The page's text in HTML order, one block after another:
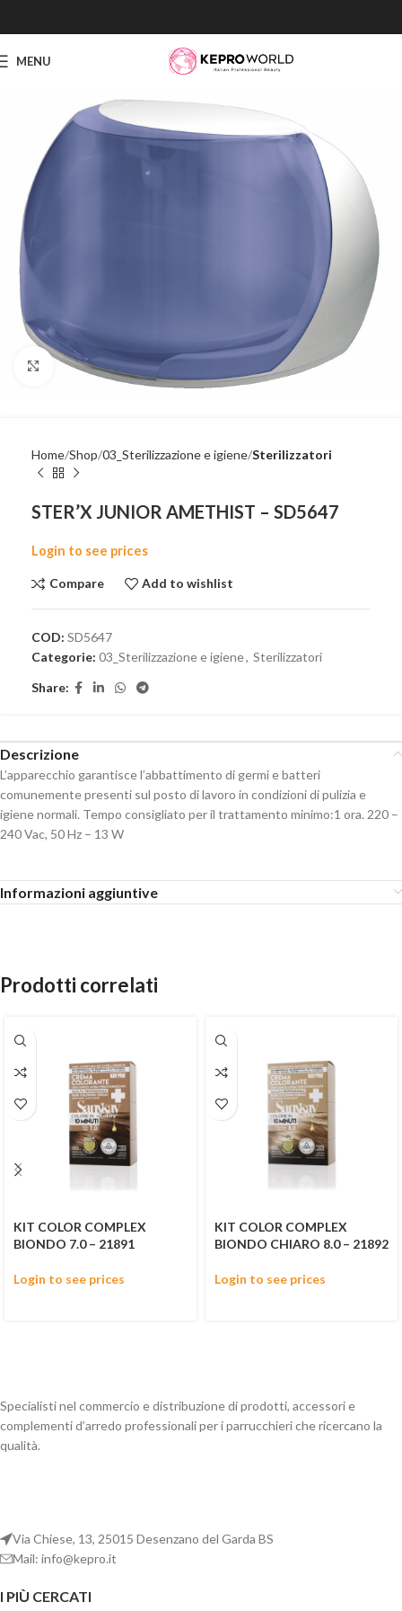
MENU
Click to enlarge
Home Shop 03_Sterilizzazione e igiene Sterilizzatori
STER’X JUNIOR AMETHIST – SD5647
Login to see prices
Compare Add to wishlist
COD: SD5647
Categorie: 03_Sterilizzazione e igiene, Sterilizzatori
Share:
Descrizione
L’apparecchio garantisce l’abbattimento di germi e batteri
comunemente presenti sul posto di lavoro in condizioni di pulizia e
igiene normali. Tempo consigliato per il trattamento minimo:1 ora. 220 –
240 Vac, 50 Hz – 13 W
Informazioni aggiuntive
Prodotti correlati
KIT COLOR COMPLEX
BIONDO 7.0 – 21891
Login to see prices
KIT COLOR COMPLEX
BIONDO CHIARO 8.0 – 21892
Login to see prices
Specialisti nel commercio e distribuzione di prodotti, accessori e
complementi d’arredo professionali per i parrucchieri che ricercano la
qualità.
Via Chiese, 13, 25015 Desenzano del Garda BS
Mail: info@kepro.it
I PIÙ CERCATI